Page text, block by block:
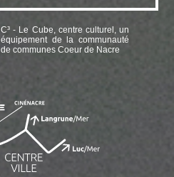
C³ - Le Cube, centre culturel, un
équipement de la communauté
de communes Coeur de Nacre